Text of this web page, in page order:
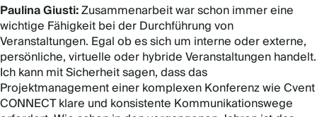
Paulina Giusti:Zusammenarbeit war schon immer eine
wichtige Fähigkeit bei der Durchführung von
Veranstaltungen. Egal ob es sich um interne oder externe,
persönliche, virtuelle oder hybride Veranstaltungen handelt.
Ich kann mit Sicherheit sagen, dass das
Projektmanagement einer komplexen Konferenz wie Cvent
CONNECT klare und konsistente Kommunikationswege